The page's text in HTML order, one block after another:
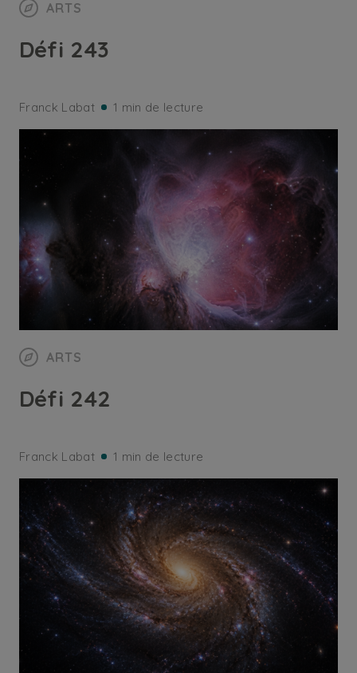
ARTS
Défi 243
Franck Labat 1 min de lecture
ARTS
Défi 242
Franck Labat 1 min de lecture